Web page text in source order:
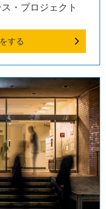
・プロジェクト
する